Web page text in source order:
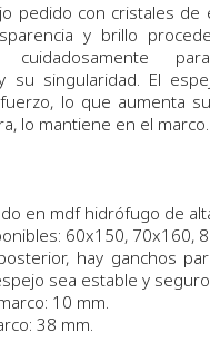
pedido con cristales de
y brillo
cuidadosamente
su singularidad. El
lo que aumenta
lo mantiene en el marco.
en mdf hidrófugo de
60x150, 70x160,
hay ganchos
sea estable y
10 mm.
38 mm.